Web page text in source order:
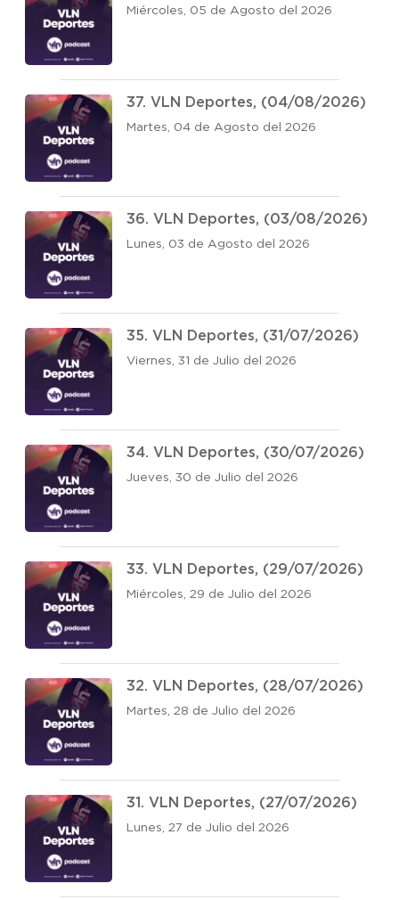
Miércoles, 05 de Agosto del 2026
37. VLN Deportes, (04/08/2026)
Martes, 04 de Agosto del 2026
36. VLN Deportes, (03/08/2026)
Lunes, 03 de Agosto del 2026
35. VLN Deportes, (31/07/2026)
Viernes, 31 de Julio del 2026
34. VLN Deportes, (30/07/2026)
Jueves, 30 de Julio del 2026
33. VLN Deportes, (29/07/2026)
Miércoles, 29 de Julio del 2026
32. VLN Deportes, (28/07/2026)
Martes, 28 de Julio del 2026
31. VLN Deportes, (27/07/2026)
Lunes, 27 de Julio del 2026